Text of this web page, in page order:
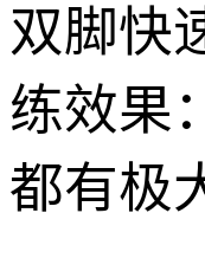
双脚快
练效果
都有极